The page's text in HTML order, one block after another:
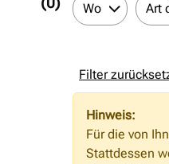
Wo Art
Filter
Hinweis:
Für die von
Stattdessen